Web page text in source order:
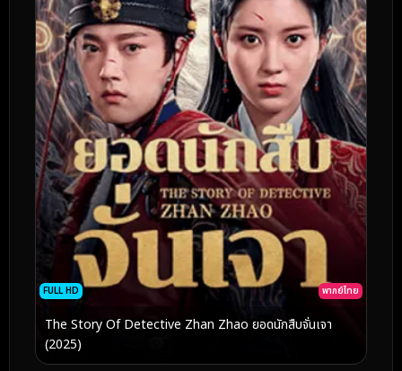
FULL HD พากย์ไทย
The Story Of Detective Zhan Zhao ยอดนักสืบจั่นเจา
(2025)